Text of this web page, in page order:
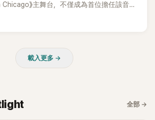
》主舞台，不僅成為首位擔任該音樂
主秀）的K-POP女SOLO歌手，寫下全新紀
載入更多 →
全部 →